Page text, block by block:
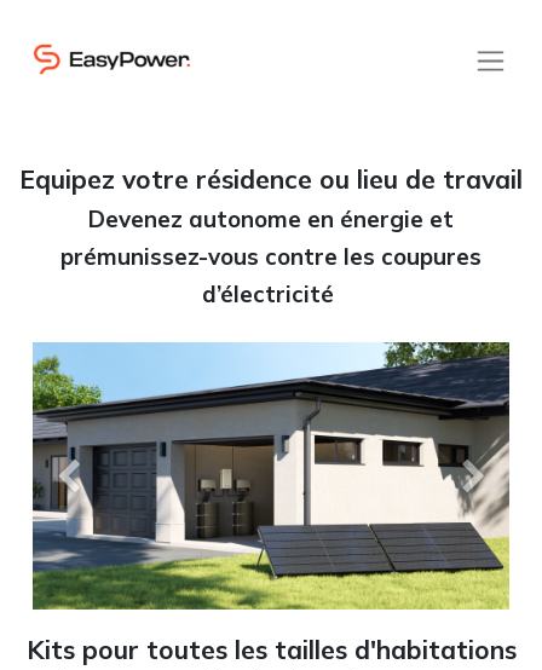
Equipez votre résidence ou lieu de travail
Devenez autonome en énergie et
prémunissez-vous contre les coupures
d’électricité
Précedent Suivant
Kits pour toutes les tailles d'habitations